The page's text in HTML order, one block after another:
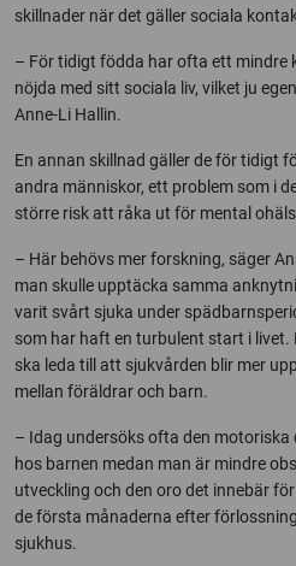
skillnader när det gäller sociala
– För tidigt födda har ofta ett mindre
nöjda med sitt sociala liv, vilket ju
Anne-Li Hallin.
En annan skillnad gäller de för tidigt
andra människor, ett problem som i
större risk att råka ut för mental
– Här behövs mer forskning, säger
man skulle upptäcka samma
varit svårt sjuka under
som har haft en turbulent start i
ska leda till att sjukvården blir mer
mellan föräldrar och barn.
– Idag undersöks ofta den motoriska
hos barnen medan man är mindre
utveckling och den oro det innebär
de första månaderna efter
sjukhus.